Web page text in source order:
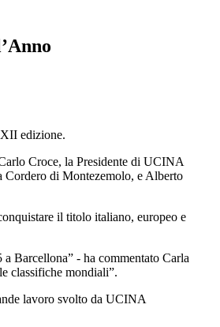
edizione.
Croce, la Presidente di UCINA
Cordero di Montezemolo, e Alberto
il titolo italiano, europeo e
Barcellona” - ha commentato Carla
classifiche mondiali”.
lavoro svolto da UCINA